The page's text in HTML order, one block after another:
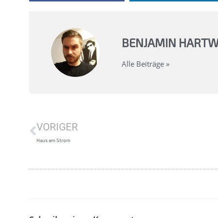
BENJAMIN
Alle Beiträge »
VORIGER
Haus am Strom